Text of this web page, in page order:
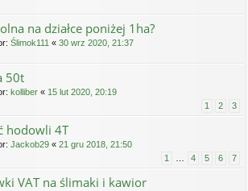
na działce poniżej 1ha?
Ślimok111 « 30 wrz 2020, 21:37
50t
kolliber « 15 lut 2020, 20:19
1 2 3
hodowli 4T
Jackob29 « 21 gru 2018, 21:50
1 4 5 6 7
VAT na ślimaki i kawior